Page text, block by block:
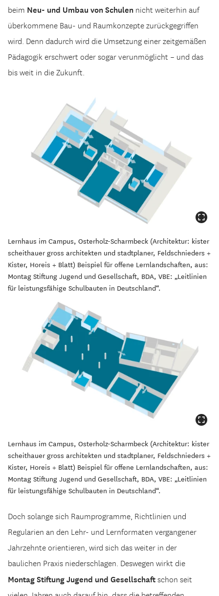
beim Neu- und Umbau von Schulen nicht weiterhin auf
überkommene Bau- und Raumkonzepte zurückgegriffen
wird. Denn dadurch wird die Umsetzung einer zeitgemäßen
Pädagogik erschwert oder sogar verunmöglicht – und das
bis weit in die Zukunft.
Lernhaus im Campus, Osterholz-Scharmbeck (Architektur: kister
scheithauer gross architekten und stadtplaner, Feldschnieders +
Kister, Horeis + Blatt) Beispiel für offene Lernlandschaften, aus:
Montag Stiftung Jugend und Gesellschaft, BDA, VBE: „Leitlinien
für leistungsfähige Schulbauten in Deutschland“.
Lernhaus im Campus, Osterholz-Scharmbeck (Architektur: kister
scheithauer gross architekten und stadtplaner, Feldschnieders +
Kister, Horeis + Blatt) Beispiel für offene Lernlandschaften, aus:
Montag Stiftung Jugend und Gesellschaft, BDA, VBE: „Leitlinien
für leistungsfähige Schulbauten in Deutschland“.
Doch solange sich Raumprogramme, Richtlinien und
Regularien an den Lehr- und Lernformaten vergangener
Jahrzehnte orientieren, wird sich das weiter in der
baulichen Praxis niederschlagen. Deswegen wirkt die
Montag Stiftung Jugend und Gesellschaftschon seit